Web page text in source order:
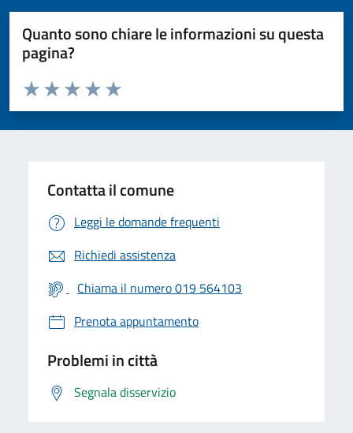
Quanto sono chiare le informazioni su questa
pagina?
Valuta da 1 a 5 stelle la pagina
Valuta 5 stelle su 5
Valuta 4 stelle su 5
Valuta 3 stelle su 5
Valuta 2 stelle su 5
Valuta 1 stelle su 5
Contatta il comune
Leggi le domande frequenti
Richiedi assistenza
Chiama il numero 019 564103
Prenota appuntamento
Problemi in città
Segnala disservizio